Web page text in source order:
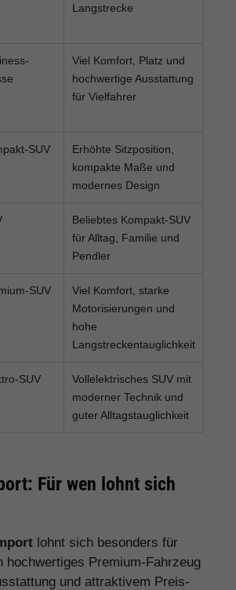
Langstrecke
Viel Komfort, Platz und
hochwertige Ausstattung
für Vielfahrer
SUV
Erhöhte Sitzposition,
kompakte Maße und
modernes Design
Beliebtes Kompakt-SUV
für Alltag, Familie und
Pendler
SUV
Viel Komfort, starke
Motorisierungen und
hohe
Langstreckentauglichkeit
SUV
Vollelektrisches SUV mit
moderner Technik und
guter Alltagstauglichkeit
Für wen lohnt sich
lohnt sich besonders für
hochwertiges Premium-Fahrzeug
und attraktivem Preis-